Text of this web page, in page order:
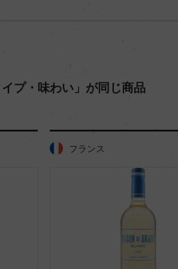
イプ・味わい」が同じ商品
フランス